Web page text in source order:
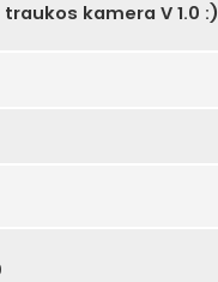
kamera V 1.0 :)